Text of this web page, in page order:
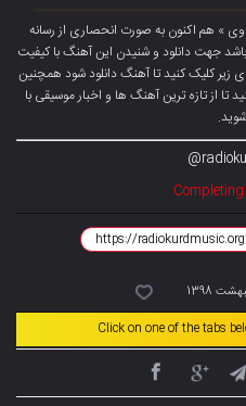
» هم اکنون به صورت انحصاری از رسانه
جهت دانلود و شنیدن این آهنگ با کیفیت
تب های زیر کلیک کنید تا آهنگ دانلود شود همچنین
تا از تازه ترین آهنگ ها و اخبار موسیقی با
Click on one of the tabs